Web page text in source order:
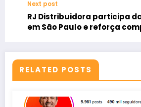
Next post
RJ Distribuidora participa da
em São Paulo e reforça
RELATED POSTS